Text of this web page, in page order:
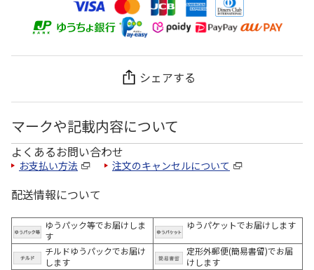
シェアする
マークや記載内容について
よくあるお問い合わせ
お支払い方法 注文のキャンセルについて
配送情報について
ゆうパック等でお届けしま
す
ゆうパケットでお届けします
チルドゆうパックでお届け
します
定形外郵便(簡易書留)でお届
けします